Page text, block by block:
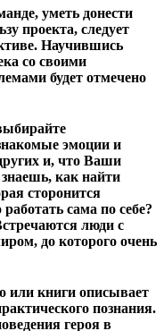
уметь донести
проекта, следует
Научившись
со своими
будет отмечено
эмоции и
и, что Ваши
как найти
сторонится
сама по себе?
люди с
до которого очень
или книги описывает
познания.
героя в